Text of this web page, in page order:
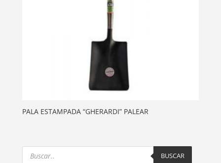
PALA ESTAMPADA “GHERARDI” PALEAR
Products
search BUSCAR